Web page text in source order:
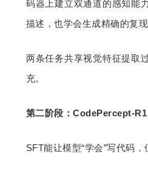
码器上建立双通道的感知能
描述，也学会生成精确的复现
两条任务共享视觉特征提取
充。
第二阶段：CodePercept-R1
SFT能让模型“学会”写代码，